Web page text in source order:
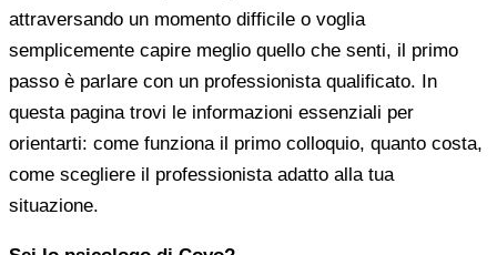
attraversando un momento difficile o voglia
semplicemente capire meglio quello che senti, il primo
passo è parlare con un professionista qualificato. In
questa pagina trovi le informazioni essenziali per
orientarti: come funziona il primo colloquio, quanto costa,
come scegliere il professionista adatto alla tua
situazione.